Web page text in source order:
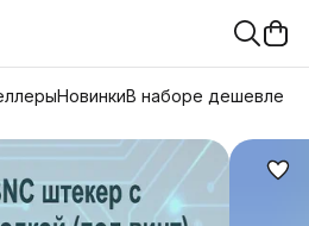
НовинкиВ наборе дешевле